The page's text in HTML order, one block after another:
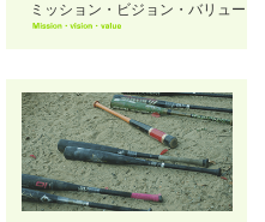
ミッション・ビジョン・バリュー